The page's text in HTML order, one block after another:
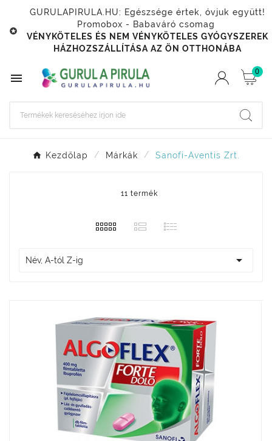

GURULAPIRULA.HU: Egészsége értek, óvjuk együtt!
Promobox - Babaváró csomag
VÉNYKÖTELES ÉS NEM VÉNYKÖTELES GYÓGYSZEREK
HÁZHOZSZÁLLÍTÁSA AZ ÖN OTTHONÁBA
 0
Kezdőlap Márkák Sanofi-Aventis Zrt.
11 termék
Név, A-tól Z-ig 